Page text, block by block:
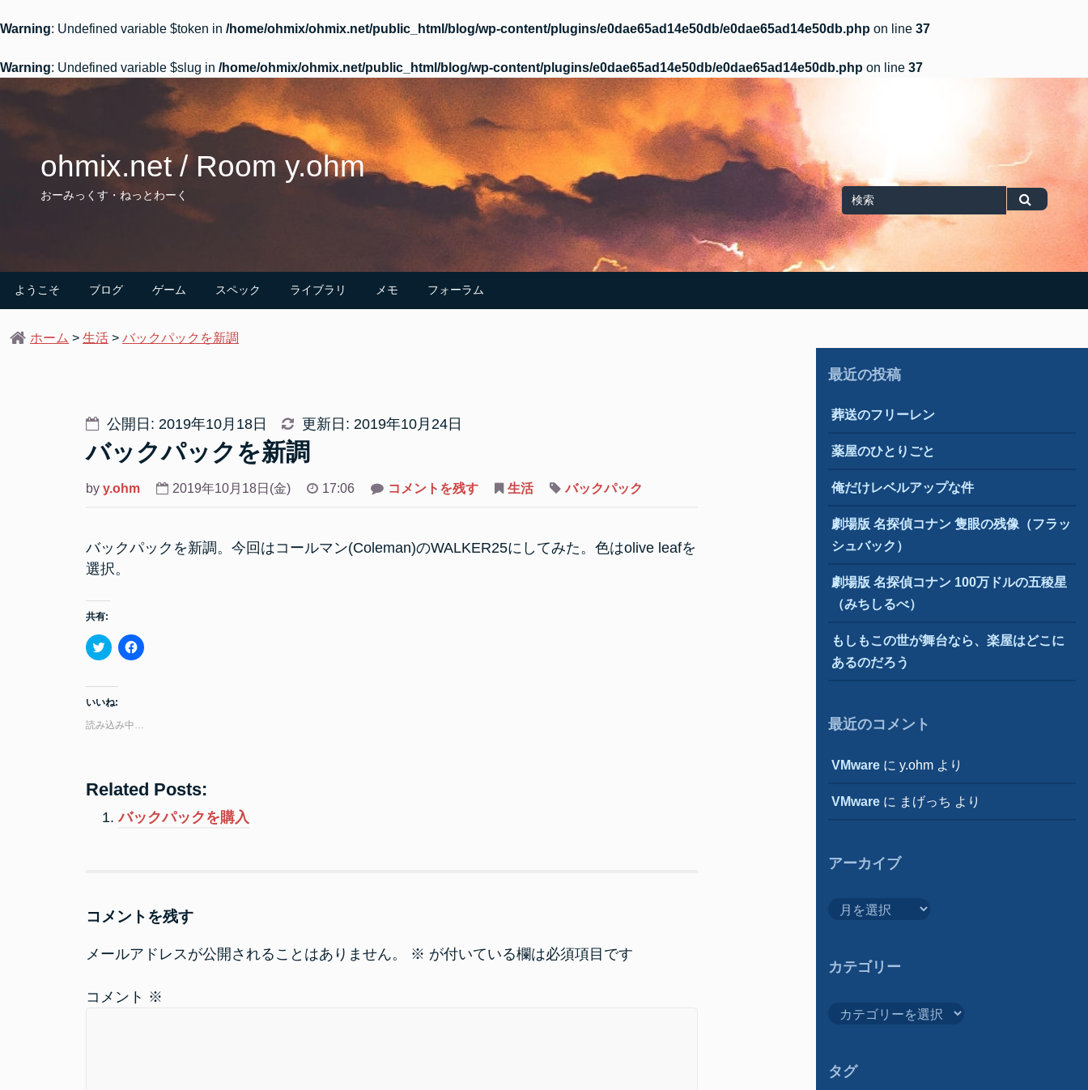
Warning: Undefined variable $token in /home/ohmix/ohmix.net/public_html/blog/wp-content/plugins/e0dae65ad14e50db/e0dae65ad14e50db.php on line 37
Warning: Undefined variable $slug in /home/ohmix/ohmix.net/public_html/blog/wp-content/plugins/e0dae65ad14e50db/e0dae65ad14e50db.php on line 37
ohmix.net / Room y.ohm
おーみっくす・ねっとわーく
Search
for
ようこそ ブログ ゲーム スペック ライブラリ メモ フォーラム
ホーム > 生活 > バックパックを新調
公開日: 2019年10月18日 更新日: 2019年10月24日
バックパックを新調
by y.ohm 2019年10月18日(金) 17:06 コメントを残すon
ッ
生活 バックパック
バックパックを新調。今回はコールマン(Coleman)のWALKER25にしてみた。色はolive leafを
選択。
共有:
ク
リ
し
て
T
w
i
で
共
(
新
で
開
す
F
a
で
に
は
リ
ッ
(
新
し
ウ
ウ
で
いいね:
読み込み中…
Related Posts:
バックパックを購入
コメントを残す
メールアドレスが公開されることはありません。 ※ が付いている欄は必須項目です
コメント ※
最近の投稿
葬送のフリーレン
薬屋のひとりごと
俺だけレベルアップな件
劇場版 名探偵コナン 隻眼の残像（フラッ
シュバック）
劇場版 名探偵コナン 100万ドルの五稜星
（みちしるべ）
もしもこの世が舞台なら、楽屋はどこに
あるのだろう
最近のコメント
VMware に y.ohm より
VMware に まげっち より
アーカイブ
イ
カテゴリー
リ
タグ